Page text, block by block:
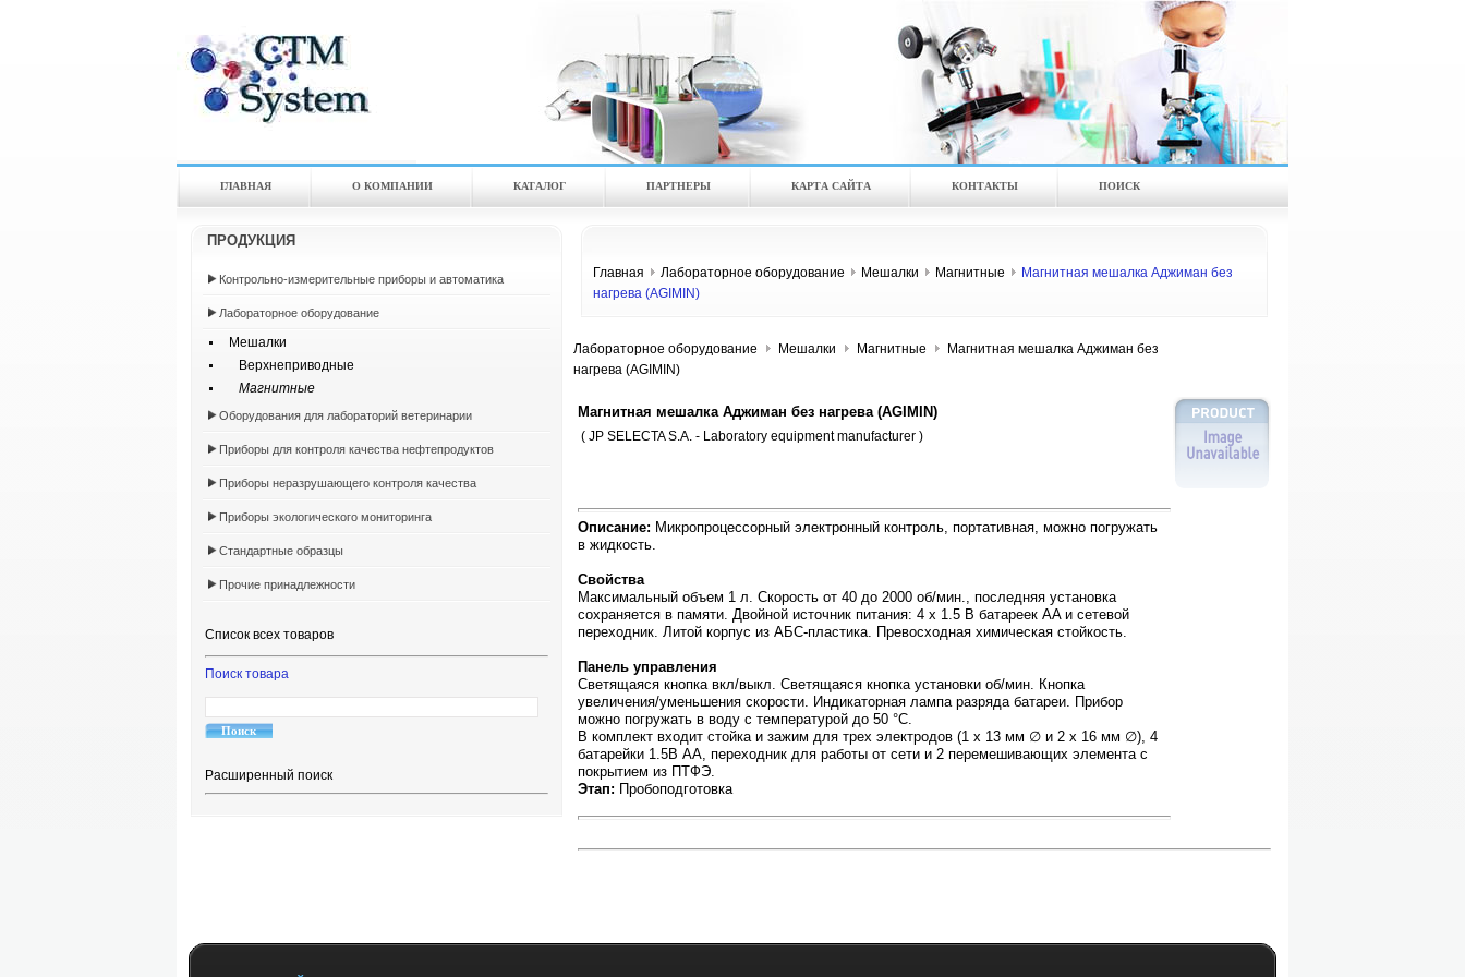
ГЛАВНАЯ О КОМПАНИИ КАТАЛOГ ПАРТНЕРЫ КАРТА САЙТА КОНТАКТЫ ПОИСК
ПРОДУКЦИЯ
Контрольно-измерительные приборы и автоматика
Лабораторное оборудование
Мешалки
Верхнеприводные
Магнитные
Оборудования для лабораторий ветеринарии
Приборы для контроля качества нефтепродуктов
Приборы неразрушающего контроля качества
Приборы экологического мониторинга
Стандартные образцы
Прочие принадлежности
Список всех товаров
Поиск товара
Расширенный поиск
Главная Лабораторное оборудование Мешалки Магнитные
Магнитная мешалка Аджиман без
нагрева (AGIMIN)
Лабораторное оборудование Мешалки Магнитные
Магнитная мешалка Аджиман без
нагрева (AGIMIN)
Магнитная мешалка Аджиман без нагрева (AGIMIN)
( JP SELECTA S.A. - Laboratory equipment manufacturer )
Описание: Микропроцессорный электронный контроль, портативная, можно погружать
в жидкость.
Свойства
Максимальный объем 1 л. Скорость от 40 до 2000 об/мин., последняя установка
сохраняется в памяти. Двойной источник питания: 4 x 1.5 В батареек AA и сетевой
переходник. Литой корпус из АБС-пластика. Превосходная химическая стойкость.
Панель управления
Светящаяся кнопка вкл/выкл. Светящаяся кнопка установки об/мин. Кнопка
увеличения/уменьшения скорости. Индикаторная лампа разряда батареи. Прибор
можно погружать в воду с температурой до 50 °C.
В комплект входит стойка и зажим для трех электродов (1 x 13 мм ∅ и 2 x 16 мм ∅), 4
батарейки 1.5В AA, переходник для работы от сети и 2 перемешивающих элемента с
покрытием из ПТФЭ.
Этап: Пробоподготовка